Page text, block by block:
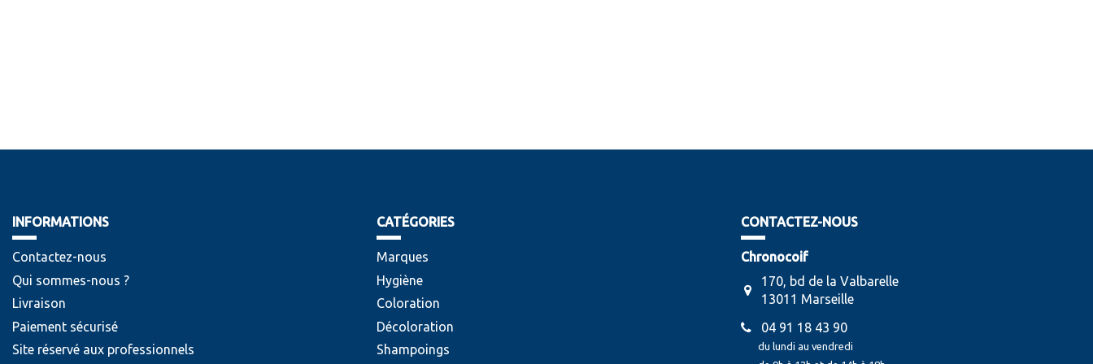
INFORMATIONS
Contactez-nous
Qui sommes-nous ?
Livraison
Paiement sécurisé
Site réservé aux professionnels
CATÉGORIES
Marques
Hygiène
Coloration
Décoloration
Shampoings
CONTACTEZ-NOUS
Chronocoif
170, bd de la Valbarelle
13011 Marseille
04 91 18 43 90
du lundi au vendredi